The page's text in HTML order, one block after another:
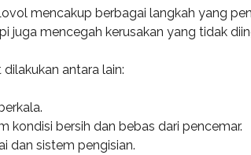
mencakup berbagai langkah yang
juga mencegah kerusakan yang tidak
antara lain:
kondisi bersih dan bebas dari pencemar.
dan sistem pengisian.